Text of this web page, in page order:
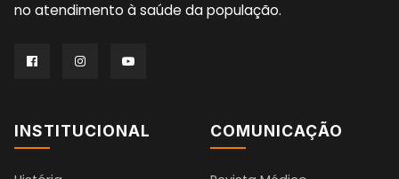
no atendimento à saúde da população.
INSTITUCIONAL COMUNICAÇÃO